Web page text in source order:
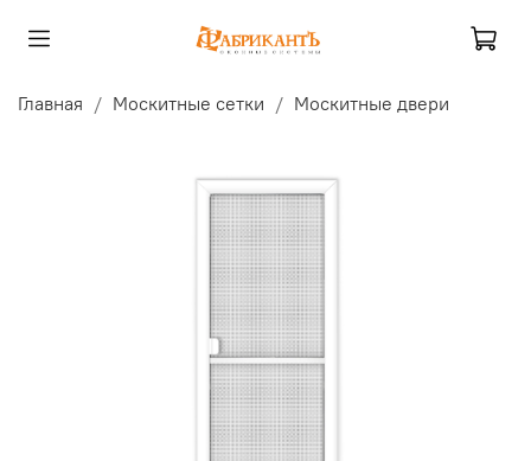
Главная Москитные сетки Москитные двери